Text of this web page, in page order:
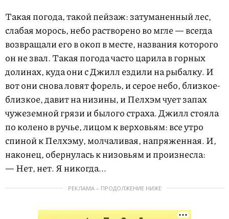
Такая погода, такой пейзаж: затуманенный лес,
слабая морось, небо растворено во мгле — всегда
возвращали его в окоп в месте, названия которого
он не звал. Такая погода часто царила в горных
долинах, куда они с Джилл ездили на рыбалку. И
вот они снова ловят форель, и серое небо, близкое-
близкое, давит на низины, и Пелхэм чует запах
чужеземной грязи и былого страха. Джилл стояла
по колено в ручье, лицом к верховьям: все утро
спиной к Пелхэму, молчаливая, напряженная. И,
наконец, обернулась к низовьям и произнесла:
— Нет, нет. Я никогда...
РЕКЛАМА – ПРОДОЛЖЕНИЕ НИЖЕ